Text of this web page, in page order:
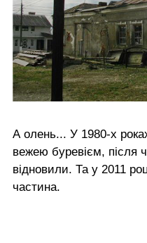
А олень... У 1980-х
вежею буревієм, після
відновили. Та у 2011
частина.